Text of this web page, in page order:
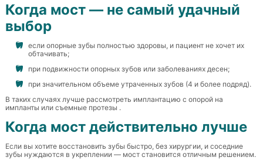
Когда мост — не самый удачный
выбор
если опорные зубы полностью здоровы, и пациент не хочет их
обтачивать;
при подвижности опорных зубов или заболеваниях десен;
при значительном объеме утраченных зубов (4 и более подряд).
В таких случаях лучше рассмотреть имплантацию с опорой на
импланты или съемные протезы .
Когда мост действительно лучше
Если вы хотите восстановить зубы быстро, без хирургии, и соседние
зубы нуждаются в укреплении — мост становится отличным решением.